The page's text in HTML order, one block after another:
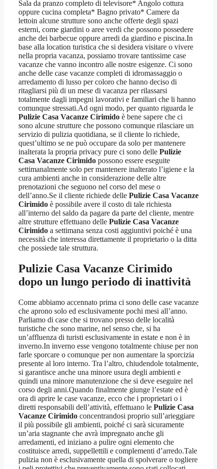
Sala da pranzo completo di televisore* Angolo cottura
oppure cucina completa* Bagno privato* Camere da
lettoin alcune strutture sono anche offerte degli spazi
esterni, come giardini o aree verdi che possono possedere
anche dei barbecue oppure arredi da giardino e piscina.In
base alla location turistica che si desidera visitare o vivere
nella propria vacanza, possiamo trovare tantissime case
vacanze che vanno incontro alle nostre esigenze. Ci sono
anche delle case vacanze completi di idromassaggio o
arredamento di lusso per coloro che hanno deciso di
ritagliarsi più di un mese di vacanza per rilassarsi
totalmente dagli impegni lavorativi e familiari che li hanno
comunque stressati.Ad ogni modo, per quanto riguarda le
Pulizie Casa Vacanze Cirimido è bene sapere che ci
sono alcune strutture che possono comunque rilasciare un
servizio di pulizia quotidiana, se il cliente lo richiede,
quest’ultimo se ne può occupare da solo per mantenere
inalterata la propria privacy pure ci sono delle Pulizie
Casa Vacanze Cirimido possono essere eseguite
settimanalmente solo per mantenere inalterato l’igiene e la
cura ambienti anche in considerazione delle altre
prenotazioni che seguono nel corso del mese o
dell’anno.Se il cliente richiede delle Pulizie Casa Vacanze
Cirimido è possibile avere il costo di tale richiesta
all’interno del saldo da pagare da parte del cliente, mentre
altre strutture effettuano delle Pulizie Casa Vacanze
Cirimido a settimana senza costi aggiuntivi poiché è una
necessità che interessa direttamente il proprietario o la ditta
che possiede tale struttura.
Pulizie Casa Vacanze Cirimido
dopo un lungo periodo di inattività
Come abbiamo accennato prima ci sono delle case vacanze
che aprono solo ed esclusivamente pochi mesi all’anno.
Parliamo di case che si trovano presso delle località
turistiche che sono marine, nel senso che, si ha
un’affluenza di turisti esclusivamente in estate e non è in
inverno.In inverno esse vengono totalmente chiuse per non
farle sporcare o comunque per non aumentare la sporcizia
presente al loro interno. Tra l’altro, chiudendole totalmente,
si garantisce anche una minore usura degli ambienti e
quindi una minore manutenzione che si deve eseguire nel
corso degli anni.Quando finalmente giunge l’estate ed è
ora di aprire le case vacanze, ecco che i proprietari o i
diretti responsabili dell’attività, effettuano le Pulizie Casa
Vacanze Cirimido concentrandosi proprio sull’arieggiare
il più possibile gli ambienti, poiché ci sarà sicuramente
un’aria stagnante che avrà impregnato anche gli
arredamenti, ed iniziano a pulire ogni elemento che
costituisce arredi, suppellettili e complementi d’arredo.Tale
pulizia non è esclusivamente quella di spolverare o togliere